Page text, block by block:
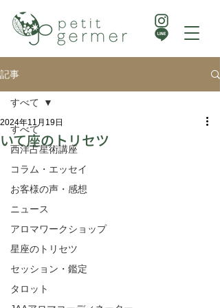
記事
すべて
西洋占星術講座
コラム・エッセイ
お客様の声・感想
ニュース
アロマワークショップ
星座のトリセツ
セッション・鑑定
タロット
すべて
いて座のトリセツ
2024年11月19日